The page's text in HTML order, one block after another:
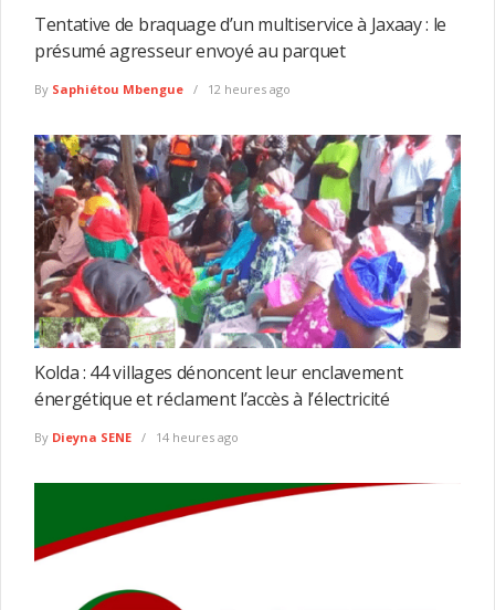
Tentative de braquage d’un multiservice à Jaxaay : le
présumé agresseur envoyé au parquet
By Saphiétou Mbengue 12 heures ago
Kolda : 44 villages dénoncent leur enclavement
énergétique et réclament l’accès à l’électricité
By Dieyna SENE 14 heures ago